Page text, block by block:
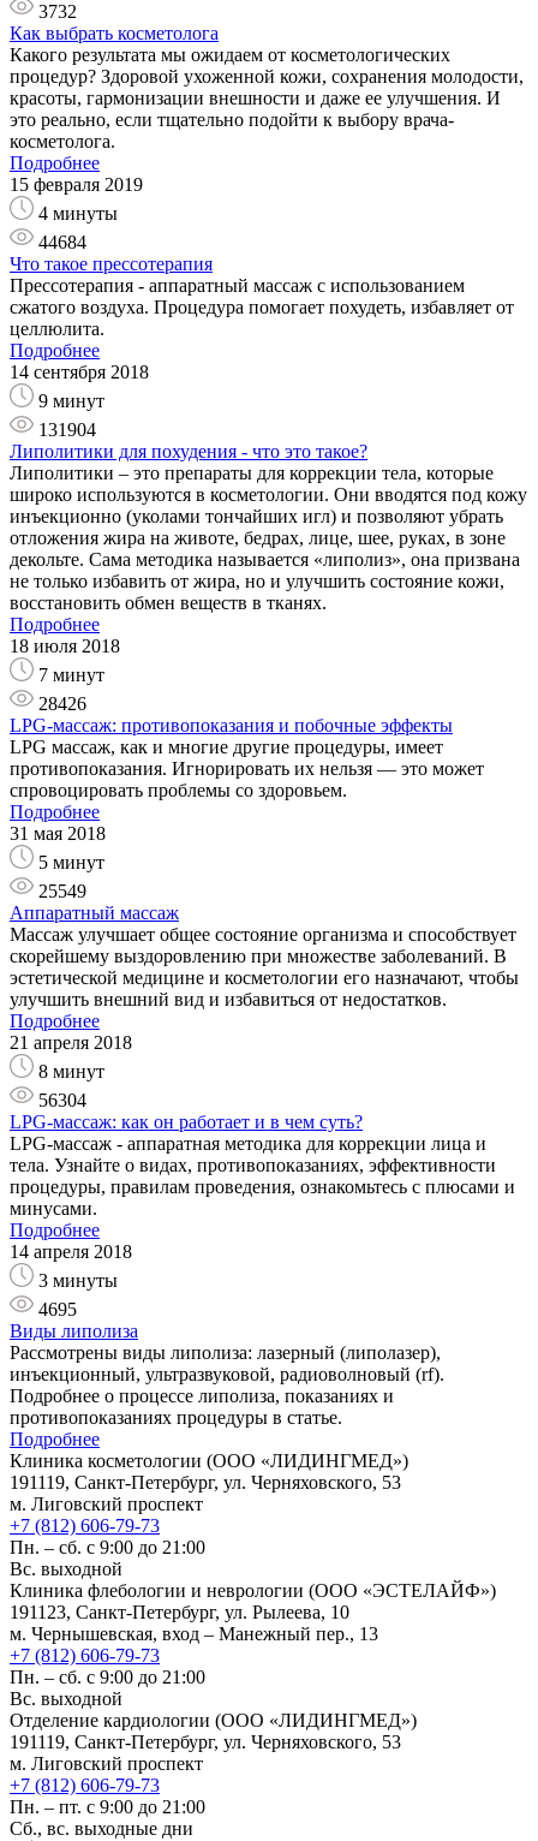
3732
Как выбрать косметолога
Какого результата мы ожидаем от косметологических
процедур? Здоровой ухоженной кожи, сохранения молодости,
красоты, гармонизации внешности и даже ее улучшения. И
это реально, если тщательно подойти к выбору врача-
косметолога.
Подробнее
15 февраля 2019
4 минуты
44684
Что такое прессотерапия
Прессотерапия - аппаратный массаж с использованием
сжатого воздуха. Процедура помогает похудеть, избавляет от
целлюлита.
Подробнее
14 сентября 2018
9 минут
131904
Липолитики для похудения - что это такое?
Липолитики – это препараты для коррекции тела, которые
широко используются в косметологии. Они вводятся под кожу
инъекционно (уколами тончайших игл) и позволяют убрать
отложения жира на животе, бедрах, лице, шее, руках, в зоне
декольте. Сама методика называется «липолиз», она призвана
не только избавить от жира, но и улучшить состояние кожи,
восстановить обмен веществ в тканях.
Подробнее
18 июля 2018
7 минут
28426
LPG-массаж: противопоказания и побочные эффекты
LPG массаж, как и многие другие процедуры, имеет
противопоказания. Игнорировать их нельзя — это может
спровоцировать проблемы со здоровьем.
Подробнее
31 мая 2018
5 минут
25549
Аппаратный массаж
Массаж улучшает общее состояние организма и способствует
скорейшему выздоровлению при множестве заболеваний. В
эстетической медицине и косметологии его назначают, чтобы
улучшить внешний вид и избавиться от недостатков.
Подробнее
21 апреля 2018
8 минут
56304
LPG-массаж: как он работает и в чем суть?
LPG-массаж - аппаратная методика для коррекции лица и
тела. Узнайте о видах, противопоказаниях, эффективности
процедуры, правилам проведения, ознакомьтесь с плюсами и
минусами.
Подробнее
14 апреля 2018
3 минуты
4695
Виды липолиза
Рассмотрены виды липолиза: лазерный (липолазер),
инъекционный, ультразвуковой, радиоволновый (rf).
Подробнее о процессе липолиза, показаниях и
противопоказаниях процедуры в статье.
Подробнее
Клиника косметологии (ООО «ЛИДИНГМЕД»)
191119, Санкт-Петербург, ул. Черняховского, 53
м. Лиговский проспект
+7 (812) 606-79-73
Пн. – сб. с 9:00 до 21:00
Вс. выходной
Клиника флебологии и неврологии (ООО «ЭСТЕЛАЙФ»)
191123, Санкт-Петербург, ул. Рылеева, 10
м. Чернышевская, вход – Манежный пер., 13
+7 (812) 606-79-73
Пн. – сб. с 9:00 до 21:00
Вс. выходной
Отделение кардиологии (ООО «ЛИДИНГМЕД»)
191119, Санкт-Петербург, ул. Черняховского, 53
м. Лиговский проспект
+7 (812) 606-79-73
Пн. – пт. с 9:00 до 21:00
Сб., вс. выходные дни